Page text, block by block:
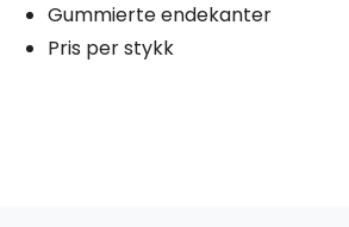
Gummierte endekanter
Pris per stykk